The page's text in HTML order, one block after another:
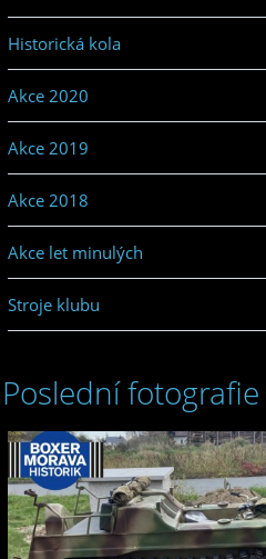
Historická kola
Akce 2020
Akce 2019
Akce 2018
Akce let minulých
Stroje klubu
Poslední fotografie